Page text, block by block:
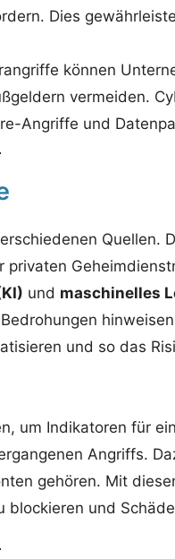
Dies
können
vermeiden.
Angriffe und
Quellen.
und maschinelles
und so das
um Indikatoren für
Angriffs.
gehören. Mit
blockieren und